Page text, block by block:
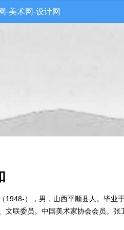
-美术网-设计网
1948-），男，山西平顺县人。毕业
文联委员。中国美术家协会会员。